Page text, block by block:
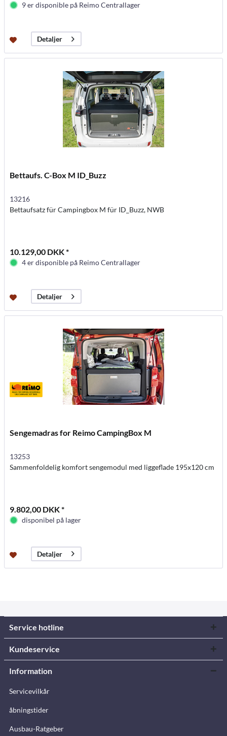
9 er disponible på Reimo Centrallager
Detaljer
Bettaufs. C-Box M ID_Buzz
13216
Bettaufsatz für Campingbox M für ID_Buzz, NWB
10.129,00 DKK *
4 er disponible på Reimo Centrallager
Detaljer
Sengemadras for Reimo CampingBox M
13253
Sammenfoldelig komfort sengemodul med liggeflade 195x120 cm
9.802,00 DKK *
disponibel på lager
Detaljer
Service hotline
Kundeservice
Information
Servicevilkår
åbningstider
Ausbau-Ratgeber